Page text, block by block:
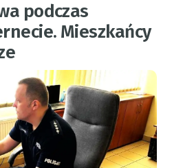
podczas
Mieszkańcy